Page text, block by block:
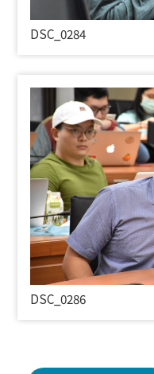
DSC_0284
DSC_0286